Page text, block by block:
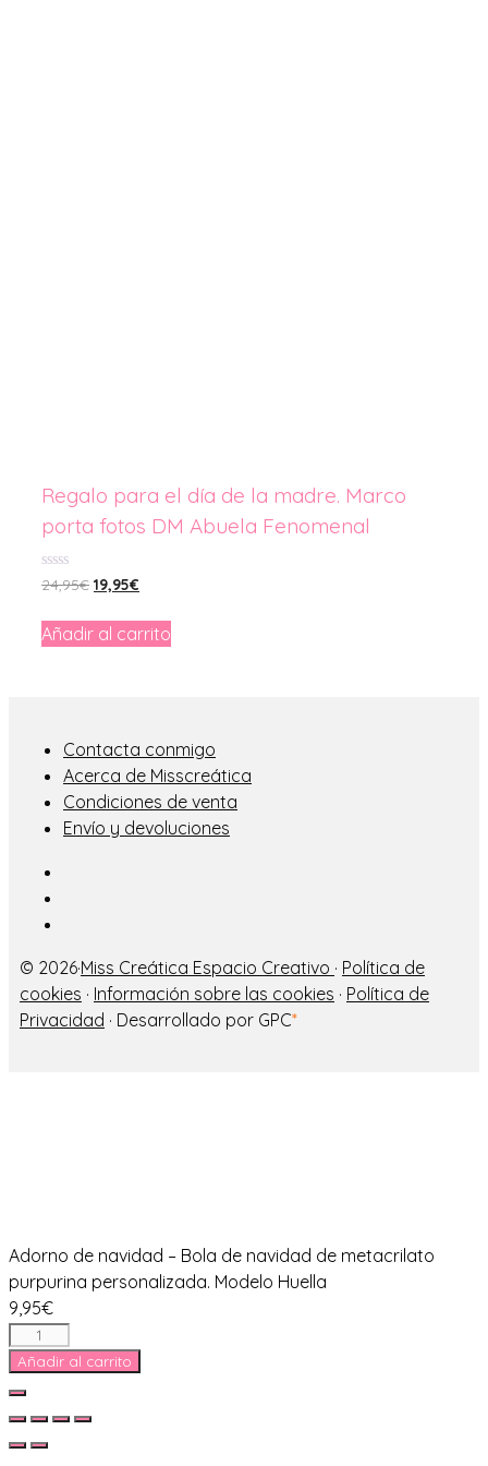
Regalo para el día de la madre. Marco
porta fotos DM Abuela Fenomenal
0
de
24,95€ El
original
era:
19,95€
actual
es:
Añadir al carrito
Contacta conmigo
Acerca de Misscreática
Condiciones de venta
Envío y devoluciones
© 2026·Miss Creática Espacio Creativo · Política de
cookies · Información sobre las cookies · Política de
Privacidad · Desarrollado por GPC*
Adorno de navidad – Bola de navidad de metacrilato
purpurina personalizada. Modelo Huella
9,95€
Adorno
de
navidad
-
Bola
Añadir al carrito
Cerrar